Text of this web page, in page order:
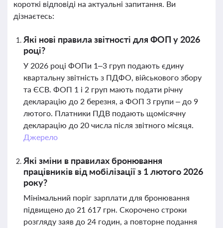
короткі відповіді на актуальні запитання. Ви
дізнаєтесь:
Які нові правила звітності для ФОП у 2026
році?
У 2026 році ФОПи 1–3 груп подають єдину
квартальну звітність з ПДФО, військового збору
та ЄСВ. ФОП 1 і 2 груп мають подати річну
декларацію до 2 березня, а ФОП 3 групи – до 9
лютого. Платники ПДВ подають щомісячну
декларацію до 20 числа після звітного місяця.
Джерело
Які зміни в правилах бронювання
працівників від мобілізації з 1 лютого 2026
року?
Мінімальний поріг зарплати для бронювання
підвищено до 21 617 грн. Скорочено строки
розгляду заяв до 24 годин, а повторне подання